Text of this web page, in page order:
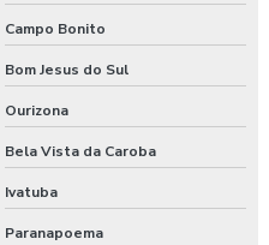
Campo Bonito
Bom Jesus do Sul
Ourizona
Bela Vista da Caroba
Ivatuba
Paranapoema